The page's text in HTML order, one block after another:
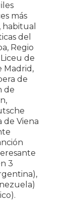
más
del
Regio
de
Madrid,
de
de
de Viena
3